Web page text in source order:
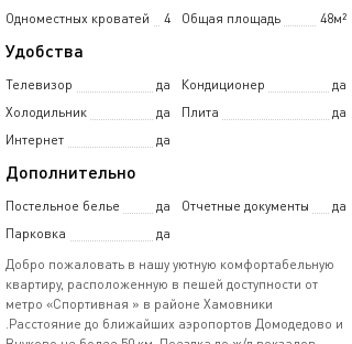
Одноместных кроватей
4 Общая площадь 48м²
Удобства
Телевизор да Кондиционер
да
Холодильник
да Плита
да
Интернет
да
Дополнительно
Постельное белье да Отчетные документы
да
Парковка
да
Добро пожаловать в нашу уютную комфортабельную
квартиру, расположенную в пешей доступности от
метро «Спортивная » в районе Хамовники
.Расстояние до ближайших аэропортов Домодедово и